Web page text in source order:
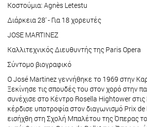
Κοστούμια: Agnès Letestu
Διάρκεια 28' - Για 18 χορευτές
JOSE MARTINEZ
Καλλιτεχνικός Διευθυντής της Paris Opera
Σύντομο βιογραφικό
Ο José Martinez γεννήθηκε το 1969 στην
Ξεκίνησε τις σπουδές του στον χορό στην
συνέχισε στο Κέντρο Rosella Hightower
κέρδισε υποτροφία στον διαγωνισμό Prix
εισήχθη στη Σχολή Μπαλέτου της Όπερας